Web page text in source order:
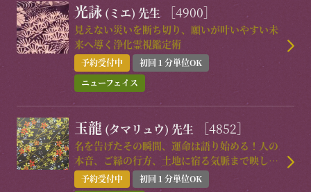
光詠 (ミエ) 先生 ［4900］
見えない災いを断ち切り、願いが叶いやすい未
来へ導く浄化霊視鑑定術
予約受付中
初回１分単位OK
ニューフェイス
玉龍 (タマリュウ) 先生 ［4852］
名を告げたその瞬間、運命は語り始める！人の
本音、ご縁の行方、土地に宿る気脈まで映し出
す比類なき霊能力！
予約受付中
初回１分単位OK